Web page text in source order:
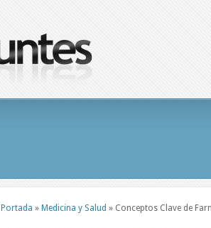
Portada » Medicina y Salud » Conceptos Clave de